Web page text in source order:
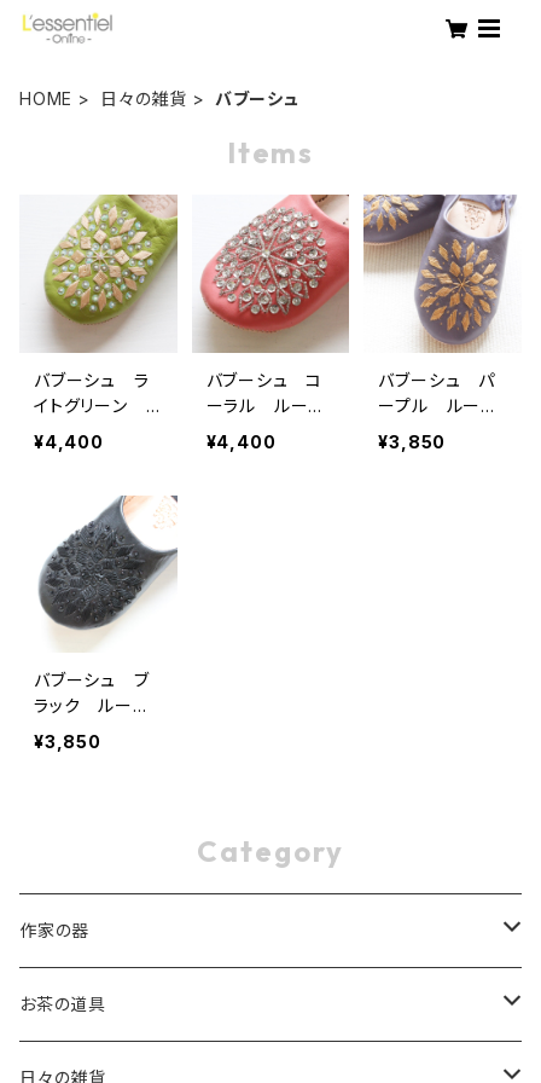
HOME 日々の雑貨 バブーシュ
Items
バブーシュ ラ
イトグリーン ル
ームシューズ
¥4,400
バブーシュ コ
ーラル ルーム
シューズ
¥4,400
バブーシュ パ
ープル ルーム
シューズ
¥3,850
バブーシュ ブ
ラック ルーム
シューズ
¥3,850
Category
作家の器
稲葉 周子 Chikako Inaba
片瀬 和宏 Kazuhiro Katase
お茶の道具
茶杓
日々の雑貨